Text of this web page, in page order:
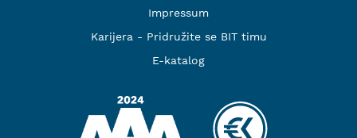
Impressum
Karijera - Pridružite se BIT timu
E-katalog